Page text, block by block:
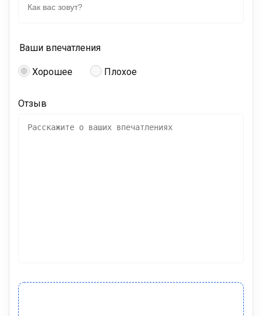
Ваши впечатления
Хорошее Плохое
Отзыв